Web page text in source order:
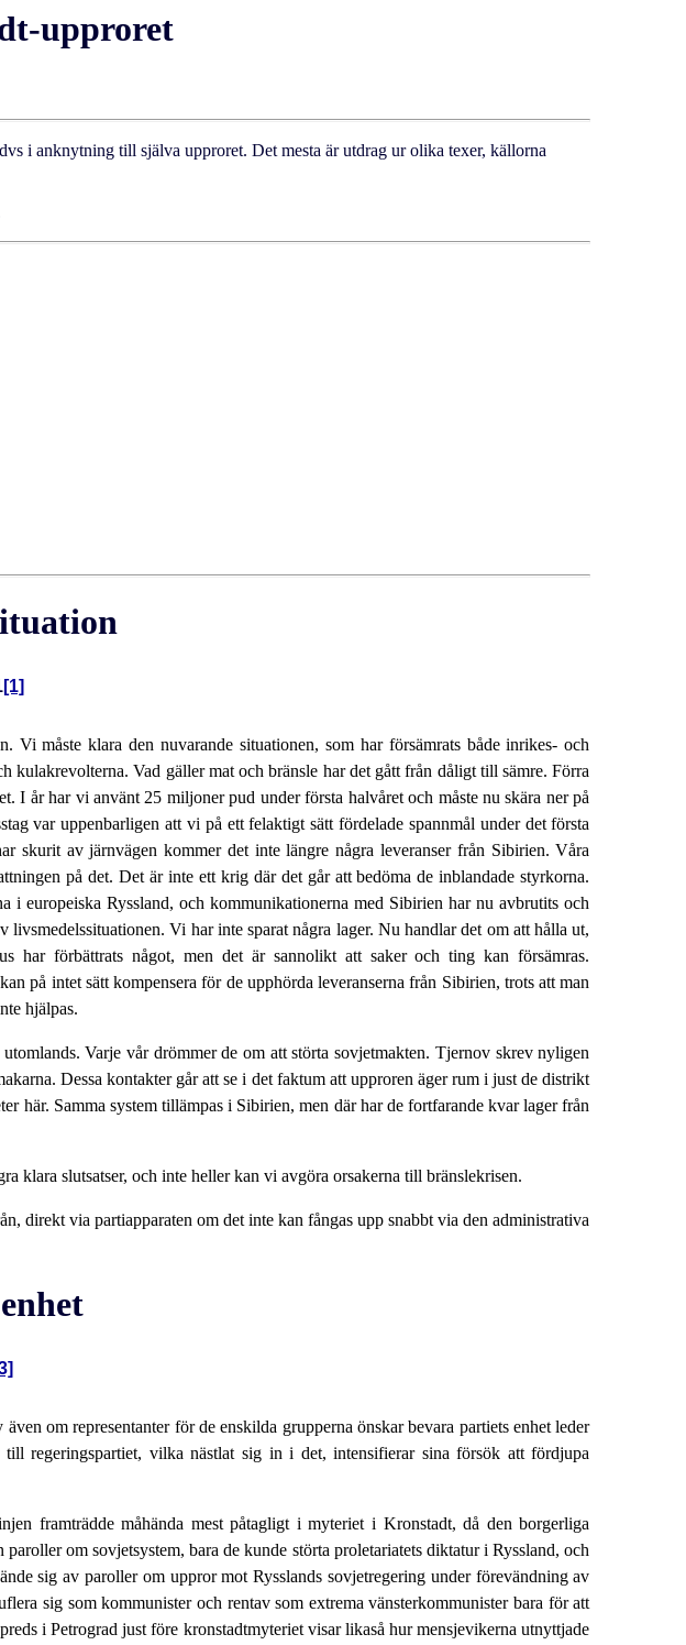
upproret
i anknytning till själva upproret. Det mesta är utdrag ur olika texer, källorna
[1]
måste klara den nuvarande situationen, som har försämrats både inrikes- och
Vad gäller mat och bränsle har det gått från dåligt till sämre. Förra
I år har vi använt 25 miljoner pud under första halvåret och måste nu skära ner på
var uppenbarligen att vi på ett felaktigt sätt fördelade spannmål under det första
av järnvägen kommer det inte längre några leveranser från Sibirien. Våra
på det. Det är inte ett krig där det går att bedöma de inblandade styrkorna.
europeiska Ryssland, och kommunikationerna med Sibirien har nu avbrutits och
Vi har inte sparat några lager. Nu handlar det om att hålla ut,
har förbättrats något, men det är sannolikt att saker och ting kan försämras.
på intet sätt kompensera för de upphörda leveranserna från Sibirien, trots att man
hjälpas.
Varje vår drömmer de om att störta sovjetmakten. Tjernov skrev nyligen
Dessa kontakter går att se i det faktum att upproren äger rum i just de distrikt
här. Samma system tillämpas i Sibirien, men där har de fortfarande kvar lager från
klara slutsatser, och inte heller kan vi avgöra orsakerna till bränslekrisen.
direkt via partiapparaten om det inte kan fångas upp snabbt via den administrativa
om representanter för de enskilda grupperna önskar bevara partiets enhet leder
regeringspartiet, vilka nästlat sig in i det, intensifierar sina försök att fördjupa
framträdde måhända mest påtagligt i myteriet i Kronstadt, då den borgerliga
om sovjetsystem, bara de kunde störta proletariatets diktatur i Ryssland, och
sig av paroller om uppror mot Rysslands sovjetregering under förevändning av
sig som kommunister och rentav som extrema vänsterkommunister bara för att
i Petrograd just före kronstadtmyteriet visar likaså hur mensjevikerna utnyttjade